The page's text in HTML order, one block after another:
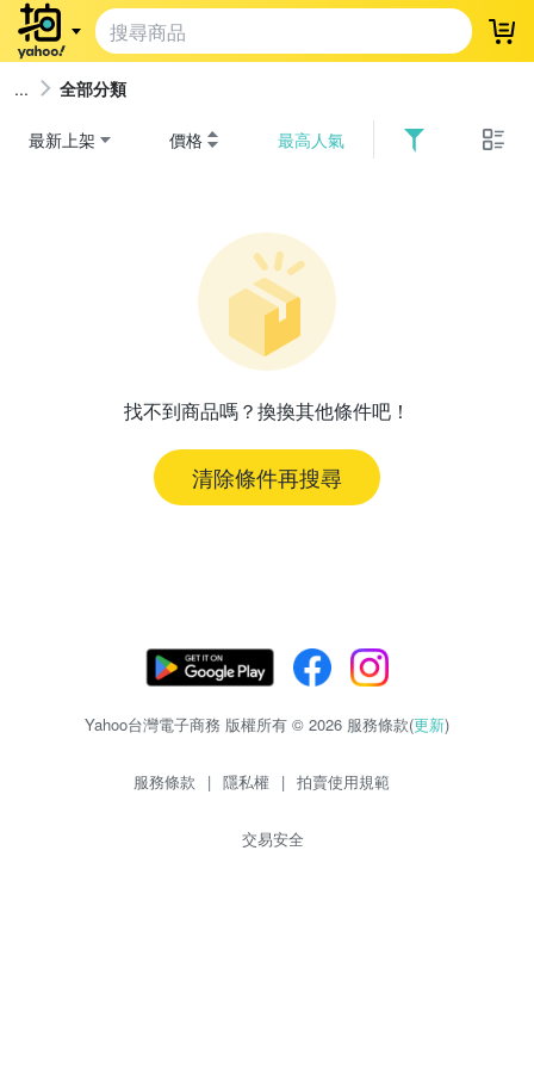
登
全部分類
最新上架 價格 最高人氣
找不到商品嗎？換換其他條件吧！
清除條件再搜尋
Yahoo台灣電子商務 版權所有 © 2026 服務條款(更新)
服務條款 | 隱私權 | 拍賣使用規範
交易安全